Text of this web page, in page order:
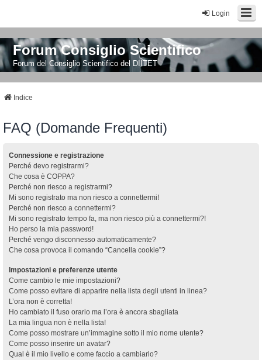
Login
Forum Consiglio Scientifico
Forum del Consiglio Scientifico del DIITET
Indice
FAQ (Domande Frequenti)
Connessione e registrazione
Perché devo registrarmi?
Che cosa è COPPA?
Perché non riesco a registrarmi?
Mi sono registrato ma non riesco a connettermi!
Perché non riesco a connettermi?
Mi sono registrato tempo fa, ma non riesco più a connettermi?!
Ho perso la mia password!
Perché vengo disconnesso automaticamente?
Che cosa provoca il comando “Cancella cookie”?
Impostazioni e preferenze utente
Come cambio le mie impostazioni?
Come posso evitare di apparire nella lista degli utenti in linea?
L’ora non è corretta!
Ho cambiato il fuso orario ma l’ora è ancora sbagliata
La mia lingua non è nella lista!
Come posso mostrare un’immagine sotto il mio nome utente?
Come posso inserire un avatar?
Qual è il mio livello e come faccio a cambiarlo?